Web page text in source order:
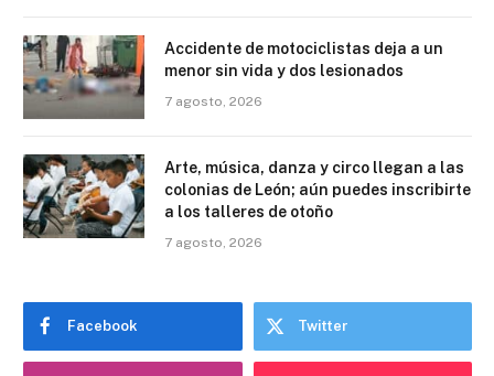
Accidente de motociclistas deja a un
menor sin vida y dos lesionados
7 agosto, 2026
Arte, música, danza y circo llegan a las
colonias de León; aún puedes inscribirte
a los talleres de otoño
7 agosto, 2026
Facebook Twitter